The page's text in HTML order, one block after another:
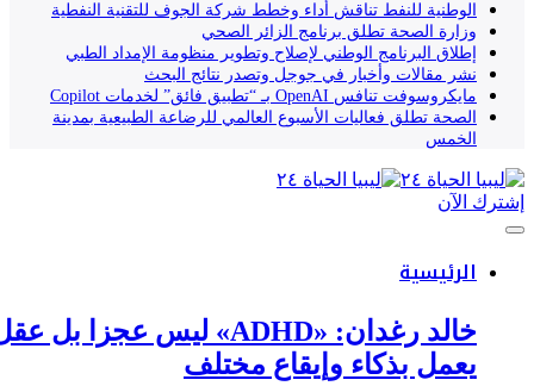
الوطنية للنفط تناقش أداء وخطط شركة الجوف للتقنية النفطية
وزارة الصحة تطلق برنامج الزائر الصحي
إطلاق البرنامج الوطني لإصلاح وتطوير منظومة الإمداد الطبي
نشر مقالات وأخبار في جوجل وتصدر نتائج البحث
مايكروسوفت تنافس OpenAI بـ “تطبيق فائق” لخدمات Copilot
الصحة تطلق فعاليات الأسبوع العالمي للرضاعة الطبيعية بمدينة
الخمس
إشترك الآن
الرئيسية
خالد رغدان: «ADHD» ليس عجزا بل عقل
يعمل بذكاء وإيقاع مختلف